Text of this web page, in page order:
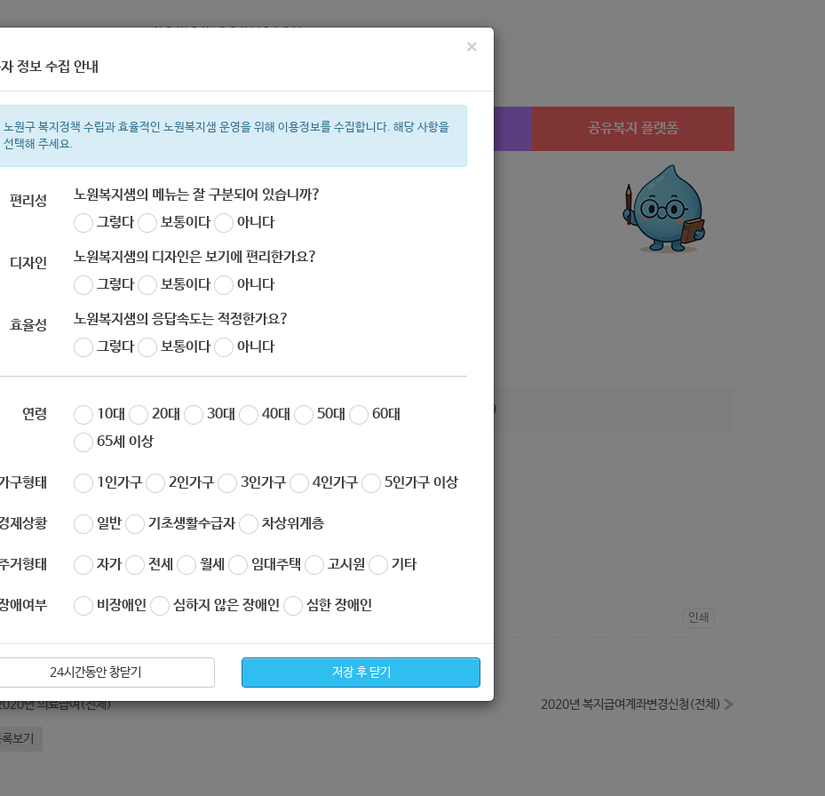
복지정보 복지서비스 신청 복지시설찾기 공유복지 플랫폼
복지관 지원금 ìº 이용시설 성민복지관 안심일자리 고용장려금
×
정보 수집 안내
노원구 복지정책 수립과 효율적인 노원복지샘 운영을 위해 이용정보를 수집합니다. 해당 사항을
선택해 주세요.
편리성
노원복지샘의 메뉴는 잘 구분되어 있습니까?
그렇다
보통이다 아니다
디자인
노원복지샘의 디자인은 보기에 편리한가요?
그렇다
보통이다 아니다
효율성
노원복지샘의 응답속도는 적정한가요?
그렇다
보통이다 아니다
연령 10대 20대 30대 40대 50대
60대
65세 이상
구형태 1인가구 2인가구 3인가구 4인가구 5인가구 이상
제상황 일반 기초생활수급자 차상위계층
거형태 자가 전세 월세 임대주택 고시원 기타
애여부 비장애인 심하지 않은 장애인 심한 장애인
24시간동안 창닫기 저장 후 닫기
서식 작성자 노원 복지샘 작성일 2020-01-20 15:59 259
싫어요 인쇄
2020년-생계급여전체.zip
년 의료급여(전체) 2020년 복지급여계좌변경신청(전체) »
보기